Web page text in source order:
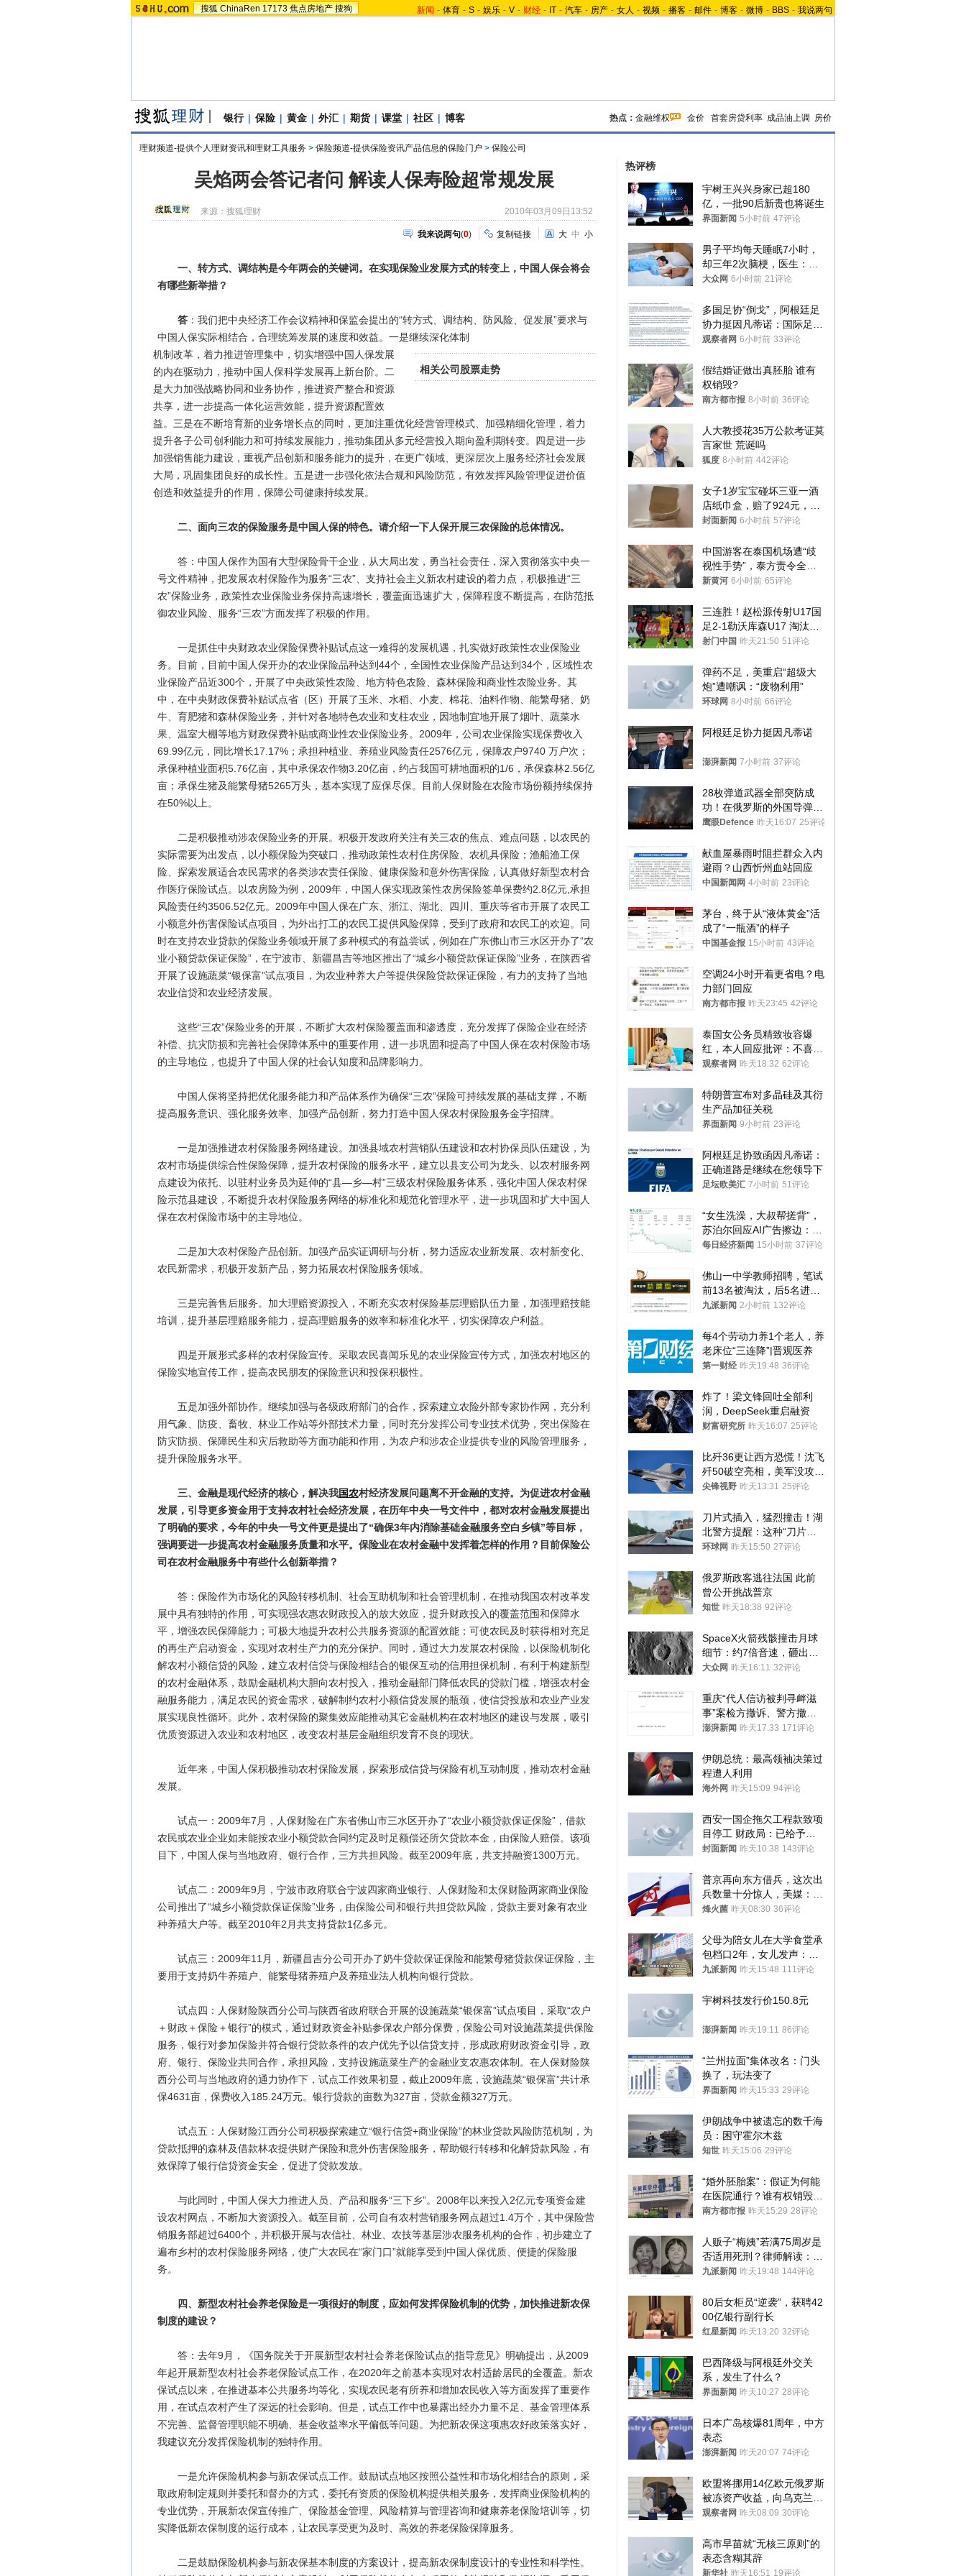
搜狐 ChinaRen 17173 焦点房地产 搜狗 新闻 - 体育 - S - 娱乐 - V - 财经 - IT - 汽车 - 房产 - 女人 - 视频 - 播客 - 邮件 - 博客 - 微博 - BBS - 我说两句
银行 | 保险 | 黄金 | 外汇 | 期货 | 课堂 | 社区 | 博客 热点： 金融维权 金价 首套房贷利率 成品油上调 房价
理财频道-提供个人理财资讯和理财工具服务 > 保险频道-提供保险资讯产品信息的保险门户 > 保险公司
吴焰两会答记者问 解读人保寿险超常规发展
来源： 搜狐理财 2010年03月09日13:52
我来说两句(0) 复制链接 大 中 小
一、转方式、调结构是今年两会的关键词。在实现保险业发展方式的转变上，中国人保会将会
有哪些新举措？
答：我们把中央经济工作会议精神和保监会提出的“转方式、调结构、防风险、促发展”要求与
中国人保实际相结合，合理统筹发展的速度和效益。一是继续深化体制
相关公司股票走势
机制改革，着力推进管理集中，切实增强中国人保发展
的内在驱动力，推动中国人保科学发展再上新台阶。二
是大力加强战略协同和业务协作，推进资产整合和资源
共享，进一步提高一体化运营效能，提升资源配置效
益。三是在不断培育新的业务增长点的同时，更加注重优化经营管理模式、加强精细化管理，着力
提升各子公司创利能力和可持续发展能力，推动集团从多元经营投入期向盈利期转变。四是进一步
加强销售能力建设，重视产品创新和服务能力的提升，在更广领域、更深层次上服务经济社会发展
大局，巩固集团良好的成长性。五是进一步强化依法合规和风险防范，有效发挥风险管理促进价值
创造和效益提升的作用，保障公司健康持续发展。
二、面向三农的保险服务是中国人保的特色。请介绍一下人保开展三农保险的总体情况。
答：中国人保作为国有大型保险骨干企业，从大局出发，勇当社会责任，深入贯彻落实中央一
号文件精神，把发展农村保险作为服务“三农”、支持社会主义新农村建设的着力点，积极推进“三
农”保险业务，政策性农业保险业务保持高速增长，覆盖面迅速扩大，保障程度不断提高，在防范抵
御农业风险、服务“三农”方面发挥了积极的作用。
一是抓住中央财政农业保险保费补贴试点这一难得的发展机遇，扎实做好政策性农业保险业
务。目前，目前中国人保开办的农业保险品种达到44个，全国性农业保险产品达到34个，区域性农
业保险产品近300个，开展了中央政策性农险、地方特色农险、森林保险和商业性农险业务。其
中，在中央财政保费补贴试点省（区）开展了玉米、水稻、小麦、棉花、油料作物、能繁母猪、奶
牛、育肥猪和森林保险业务，并针对各地特色农业和支柱农业，因地制宜地开展了烟叶、蔬菜水
果、温室大棚等地方财政保费补贴或商业性农业保险业务。2009年，公司农业保险实现保费收入
69.99亿元，同比增长17.17%；承担种植业、养殖业风险责任2576亿元，保障农户9740 万户次；
承保种植业面积5.76亿亩，其中承保农作物3.20亿亩，约占我国可耕地面积的1/6，承保森林2.56亿
亩；承保生猪及能繁母猪5265万头，基本实现了应保尽保。目前人保财险在农险市场份额持续保持
在50%以上。
二是积极推动涉农保险业务的开展。积极开发政府关注有关三农的焦点、难点问题，以农民的
实际需要为出发点，以小额保险为突破口，推动政策性农村住房保险、农机具保险；渔船渔工保
险、探索发展适合农民需求的各类涉农责任保险、健康保险和意外伤害保险，认真做好新型农村合
作医疗保险试点。以农房险为例，2009年，中国人保实现政策性农房保险签单保费约2.8亿元,承担
风险责任约3506.52亿元。2009年中国人保在广东、浙江、湖北、四川、重庆等省市开展了农民工
小额意外伤害保险试点项目，为外出打工的农民工提供风险保障，受到了政府和农民工的欢迎。同
时在支持农业贷款的保险业务领域开展了多种模式的有益尝试，例如在广东佛山市三水区开办了“农
业小额贷款保证保险”，在宁波市、新疆昌吉等地区推出了“城乡小额贷款保证保险”业务，在陕西省
开展了设施蔬菜“银保富”试点项目，为农业种养大户等提供保险贷款保证保险，有力的支持了当地
农业信贷和农业经济发展。
这些“三农”保险业务的开展，不断扩大农村保险覆盖面和渗透度，充分发挥了保险企业在经济
补偿、抗灾防损和完善社会保障体系中的重要作用，进一步巩固和提高了中国人保在农村保险市场
的主导地位，也提升了中国人保的社会认知度和品牌影响力。
中国人保将坚持把优化服务能力和产品体系作为确保“三农”保险可持续发展的基础支撑，不断
提高服务意识、强化服务效率、加强产品创新，努力打造中国人保农村保险服务金字招牌。
一是加强推进农村保险服务网络建设。加强县域农村营销队伍建设和农村协保员队伍建设，为
农村市场提供综合性保险保障，提升农村保险的服务水平，建立以县支公司为龙头、以农村服务网
点建设为依托、以驻村业务员为延伸的“县—乡—村”三级农村保险服务体系，强化中国人保农村保
险示范县建设，不断提升农村保险服务网络的标准化和规范化管理水平，进一步巩固和扩大中国人
保在农村保险市场中的主导地位。
二是加大农村保险产品创新。加强产品实证调研与分析，努力适应农业新发展、农村新变化、
农民新需求，积极开发新产品，努力拓展农村保险服务领域。
三是完善售后服务。加大理赔资源投入，不断充实农村保险基层理赔队伍力量，加强理赔技能
培训，提升基层理赔服务能力，提高理赔服务的效率和标准化水平，切实保障农户利益。
四是开展形式多样的农村保险宣传。采取农民喜闻乐见的农业保险宣传方式，加强农村地区的
保险实地宣传工作，提高农民朋友的保险意识和投保积极性。
五是加强外部协作。继续加强与各级政府部门的合作，探索建立农险外部专家协作网，充分利
用气象、防疫、畜牧、林业工作站等外部技术力量，同时充分发挥公司专业技术优势，突出保险在
防灾防损、保障民生和灾后救助等方面功能和作用，为农户和涉农企业提供专业的风险管理服务，
提升保险服务水平。
三、金融是现代经济的核心，解决我国农村经济发展问题离不开金融的支持。为促进农村金融
发展，引导更多资金用于支持农村社会经济发展，在历年中央一号文件中，都对农村金融发展提出
了明确的要求，今年的中央一号文件更是提出了“确保3年内消除基础金融服务空白乡镇”等目标，
强调要进一步提高农村金融服务质量和水平。保险业在农村金融中发挥着怎样的作用？目前保险公
司在农村金融服务中有些什么创新举措？
答：保险作为市场化的风险转移机制、社会互助机制和社会管理机制，在推动我国农村改革发
展中具有独特的作用，可实现强农惠农财政投入的放大效应，提升财政投入的覆盖范围和保障水
平，增强农民保障能力；可极大地提升农村公共服务资源的配置效能；可使农民及时获得相对充足
的再生产启动资金，实现对农村生产力的充分保护。同时，通过大力发展农村保险，以保险机制化
解农村小额信贷的风险，建立农村信贷与保险相结合的银保互动的信用担保机制，有利于构建新型
的农村金融体系，鼓励金融机构大胆向农村投入，推动金融部门降低农民的贷款门槛，增强农村金
融服务能力，满足农民的资金需求，破解制约农村小额信贷发展的瓶颈，使信贷投放和农业产业发
展实现良性循环。此外，农村保险的聚集效应能推动其它金融机构在农村地区的建设与发展，吸引
优质资源进入农业和农村地区，改变农村基层金融组织发育不良的现状。
近年来，中国人保积极推动农村保险发展，探索形成信贷与保险有机互动制度，推动农村金融
发展。
试点一：2009年7月，人保财险在广东省佛山市三水区开办了“农业小额贷款保证保险”，借款
农民或农业企业如未能按农业小额贷款合同约定及时足额偿还所欠贷款本金，由保险人赔偿。该项
目下，中国人保与当地政府、银行合作，三方共担风险。截至2009年底，共支持融资1300万元。
试点二：2009年9月，宁波市政府联合宁波四家商业银行、人保财险和太保财险两家商业保险
公司推出了“城乡小额贷款保证保险”业务，由保险公司和银行共担贷款风险，贷款主要对象有农业
种养殖大户等。截至2010年2月共支持贷款1亿多元。
试点三：2009年11月，新疆昌吉分公司开办了奶牛贷款保证保险和能繁母猪贷款保证保险，主
要用于支持奶牛养殖户、能繁母猪养殖户及养殖业法人机构向银行贷款。
试点四：人保财险陕西分公司与陕西省政府联合开展的设施蔬菜“银保富”试点项目，采取“农户
＋财政＋保险＋银行”的模式，通过财政资金补贴参保农户部分保费，保险公司对设施蔬菜提供保险
服务，银行对参加保险并符合银行贷款条件的农户优先予以信贷支持，形成政府财政资金引导，政
府、银行、保险业共同合作，承担风险，支持设施蔬菜生产的金融业支农惠农体制。在人保财险陕
西分公司与当地政府的通力协作下，试点工作效果初显，截止2009年底，设施蔬菜“银保富”共计承
保4631亩，保费收入185.24万元。银行贷款的亩数为327亩，贷款金额327万元。
试点五：人保财险江西分公司积极探索建立“银行信贷+商业保险”的林业贷款风险防范机制，为
贷款抵押的森林及借款林农提供财产保险和意外伤害保险服务，帮助银行转移和化解贷款风险，有
效保障了银行信贷资金安全，促进了贷款发放。
与此同时，中国人保大力推进人员、产品和服务“三下乡”。2008年以来投入2亿元专项资金建
设农村网点，不断加大资源投入。截至目前，公司自有农村营销服务网点超过1.4万个，其中保险营
销服务部超过6400个，并积极开展与农信社、林业、农技等基层涉农服务机构的合作，初步建立了
遍布乡村的农村保险服务网络，使广大农民在“家门口”就能享受到中国人保优质、便捷的保险服
务。
四、新型农村社会养老保险是一项很好的制度，应如何发挥保险机制的优势，加快推进新农保
制度的建设？
答：去年9月，《国务院关于开展新型农村社会养老保险试点的指导意见》明确提出，从2009
年起开展新型农村社会养老保险试点工作，在2020年之前基本实现对农村适龄居民的全覆盖。新农
保试点以来，在推进基本公共服务均等化，实现农民老有所养和增加农民收入等方面发挥了重要作
用，在试点农村产生了深远的社会影响。但是，试点工作中也暴露出经办力量不足、基金管理体系
不完善、监督管理职能不明确、基金收益率水平偏低等问题。为把新农保这项惠农好政策落实好，
我建议充分发挥保险机制的独特作用。
一是允许保险机构参与新农保试点工作。鼓励试点地区按照公益性和市场化相结合的原则，采
取政府制定规则并委托和督办的方式，委托有资质的保险机构提供相关服务，发挥商业保险机构的
专业优势，开展新农保宣传推广、保险基金管理、风险精算与管理咨询和健康养老保险培训等，切
实降低新农保制度的运行成本，让农民享受更为及时、高效的养老保险保障服务。
二是鼓励保险机构参与新农保基本制度的方案设计，提高新农保制度设计的专业性和科学性。
热评榜
宇树王兴兴身家已超180
亿，一批90后新贵也将诞生
界面新闻 5小时前 47评论
男子平均每天睡眠7小时，
却三年2次脑梗，医生：这
样睡觉更伤身
大众网 6小时前 21评论
多国足协“倒戈”，阿根廷足
协力挺因凡蒂诺：国际足联
今后应继续在其领导下前行
观察者网 6小时前 33评论
假结婚证做出真胚胎 谁有
权销毁?
南方都市报 8小时前 36评论
人大教授花35万公款考证莫
言家世 荒诞吗
狐度 8小时前 442评论
女子1岁宝宝碰坏三亚一酒
店纸巾盒，赔了924元，发
帖吐槽后酒店退还一半的
封面新闻 6小时前 57评论
中国游客在泰国机场遭“歧
视性手势”，泰方责令全面
调查，对责任人采取最严厉
新黄河 6小时前 65评论
三连胜！赵松源传射U17国
足2-1勒沃库森U17 淘汰赛
将战河床
射门中国 昨天21:50 51评论
弹药不足，美重启“超级大
炮”遭嘲讽：“废物利用”
环球网 8小时前 66评论
阿根廷足协力挺因凡蒂诺
澎湃新闻 7小时前 37评论
28枚弹道武器全部突防成
功！在俄罗斯的外国导弹发
射车都是合法打击目标
鹰眼Defence 昨天16:07 25评论
献血屋暴雨时阻拦群众入内
避雨？山西忻州血站回应
中国新闻网 4小时前 23评论
茅台，终于从“液体黄金”活
成了“一瓶酒”的样子
中国基金报 15小时前 43评论
空调24小时开着更省电？电
力部门回应
南方都市报 昨天23:45 42评论
泰国女公务员精致妆容爆
红，本人回应批评：不喜欢
就别看
观察者网 昨天18:32 62评论
特朗普宣布对多晶硅及其衍
生产品加征关税
界面新闻 9小时前 23评论
阿根廷足协致函因凡蒂诺：
正确道路是继续在您领导下
足坛欧美汇 7小时前 51评论
“女生洗澡，大叔帮搓背”，
苏泊尔回应AI广告擦边：视
频全下架，已强化内容管理
每日经济新闻 15小时前 37评论
佛山一中学教师招聘，笔试
前13名被淘汰，后5名进体
检，被疑萝卜岗，官方通
九派新闻 2小时前 132评论
每4个劳动力养1个老人，养
老床位“三连降”|晋观医养
第一财经 昨天19:48 36评论
炸了！梁文锋回吐全部利
润，DeepSeek重启融资
财富研究所 昨天16:07 25评论
比歼36更让西方恐慌！沈飞
歼50破空亮相，美军没攻克
的技术被拿下
尖锋视野 昨天13:31 25评论
刀片式插入，猛烈撞击！湖
北警方提醒：这种“刀片超
车”，太危险了
环球网 昨天15:50 27评论
俄罗斯政客逃往法国 此前
曾公开挑战普京
知世 昨天18:38 92评论
SpaceX火箭残骸撞击月球
细节：约7倍音速，砸出直
径约30米撞击坑
大众网 昨天16:11 32评论
重庆“代人信访被判寻衅滋
事”案检方撤诉、警方撤
案，两被告人获国赔
澎湃新闻 昨天17:33 171评论
伊朗总统：最高领袖决策过
程遭人利用
海外网 昨天15:09 94评论
西安一国企拖欠工程款致项
目停工 财政局：已给予处
分，正督促整改
封面新闻 昨天10:38 143评论
普京再向东方借兵，这次出
兵数量十分惊人，美媒：俄
朝要动真格？
烽火菌 昨天08:30 36评论
父母为陪女儿在大学食堂承
包档口2年，女儿发声：初
衷是为了陪伴，毕业后将不
九派新闻 昨天15:48 111评论
宇树科技发行价150.8元
澎湃新闻 昨天19:11 86评论
“兰州拉面”集体改名：门头
换了，玩法变了
界面新闻 昨天15:33 29评论
伊朗战争中被遗忘的数千海
员：困守霍尔木兹
知世 昨天15:06 29评论
“婚外胚胎案”：假证为何能
在医院通行？谁有权销毁胚
胎？
南方都市报 昨天15:29 28评论
人贩子“梅姨”若满75周岁是
否适用死刑？律师解读：很
大概率不会被判处死刑
九派新闻 昨天19:48 144评论
80后女柜员“逆袭”，获聘42
00亿银行副行长
红星新闻 昨天13:20 32评论
巴西降级与阿根廷外交关
系，发生了什么？
界面新闻 昨天10:27 28评论
日本广岛核爆81周年，中方
表态
澎湃新闻 昨天20:07 74评论
欧盟将挪用14亿欧元俄罗斯
被冻资产收益，向乌克兰提
供援助
观察者网 昨天08:09 30评论
高市早苗就“无核三原则”的
表态含糊其辞
新华社 昨天16:51 19评论